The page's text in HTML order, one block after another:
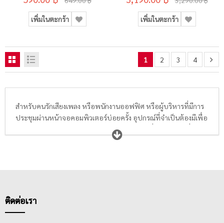
เพิ่มในตะกร้า เพิ่มในตะกร้า
1 2 3 4
สำหรับคนรักเสียงเพลง หรือพนักงานออฟฟิศ หรือผู้บริหารที่มีการ
ประชุมผ่านหน้าจอคอมพิวเตอร์บ่อยครั้ง อุปกรณ์ที่จำเป็นต้องมีเพื่อ
ไม่ให้เสียงการประชุมไปรบกวนการทำงานของผู้อื่น คือ
ลำโพงเสียงดีๆ ฟังเสียงปลายทางได้ชัดเจน สามารถลดเสียงรบกวน
ติดต่อเรา